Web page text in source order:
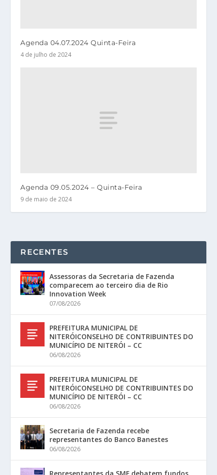
Agenda 04.07.2024 Quinta-Feira
4 de julho de 2024
Agenda 09.05.2024 – Quinta-Feira
9 de maio de 2024
RECENTES
Assessoras da Secretaria de Fazenda
comparecem ao terceiro dia de Rio
Innovation Week
07/08/2026
PREFEITURA MUNICIPAL DE
NITERÓICONSELHO DE CONTRIBUINTES DO
MUNICÍPIO DE NITERÓI – CC
06/08/2026
PREFEITURA MUNICIPAL DE
NITERÓICONSELHO DE CONTRIBUINTES DO
MUNICÍPIO DE NITERÓI – CC
06/08/2026
Secretaria de Fazenda recebe
representantes do Banco Banestes
06/08/2026